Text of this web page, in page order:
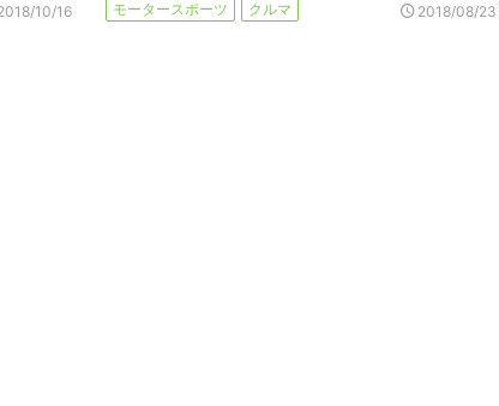
10/16 モータースポーツ クルマ 2018/08/23